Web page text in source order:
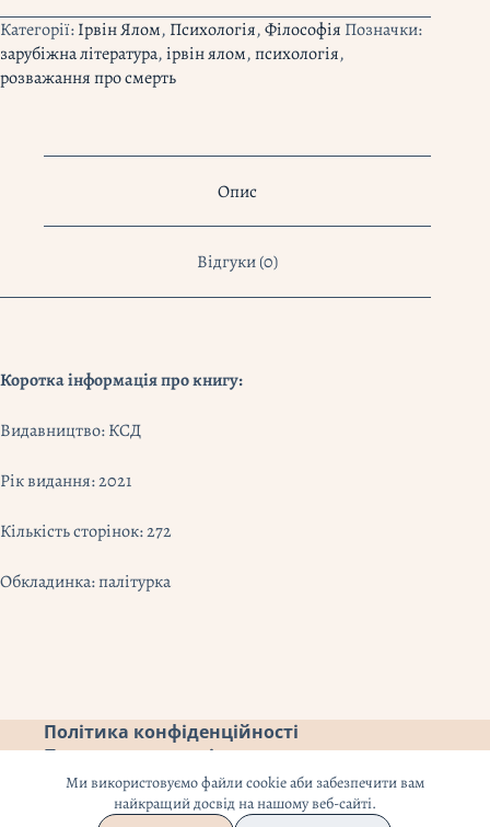
Ми використовуємо файли cookie аби забезпечити вам
найкращий досвід на нашому веб-сайті.
смерті"
Ірвін
і
Мерилін
Категорії:Ірвін Ялом, Психологія,Філософія Позначки:
зарубіжна література,ірвін ялом,психологія,
розважання про смерть
Опис
Відгуки (0)
Коротка інформація про книгу:
Видавництво: КСД
Рік видання: 2021
Кількість сторінок: 272
Обкладинка: палітурка
Політика конфіденційності
Повернення коштів